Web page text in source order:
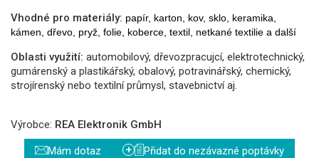
Vhodné pro materiály: papír, karton, kov, sklo, keramika,
kámen, dřevo, pryž, folie, koberce, textil, netkané textilie a další
Oblasti využití: automobilový, dřevozpracujcí, elektrotechnický,
gumárenský a plastikářský, obalový, potravinářský, chemický,
strojírenský nebo textilní průmysl, stavebnictví aj.
Výrobce: REA Elektronik GmbH
Mám dotaz + Přidat do nezávazné poptávky